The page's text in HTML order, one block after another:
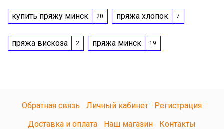
купить пряжу минск 20 пряжа хлопок 7
пряжа вискоза 2 пряжа минск 19
Обратная связь Личный кабинет
Регистрация
Доставка и оплата
Наш магазин
Контакты